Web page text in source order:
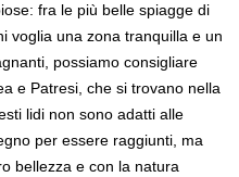
fra le più belle spiagge di
voglia una zona tranquilla e un
possiamo consigliare
e Patresi, che si trovano nella
lidi non sono adatti alle
per essere raggiunti, ma
bellezza e con la natura